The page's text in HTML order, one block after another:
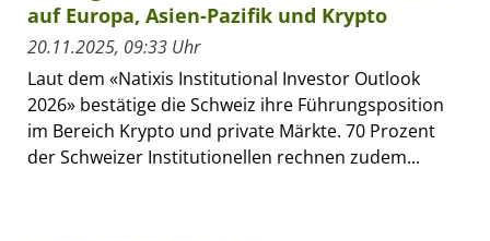
auf Europa, Asien-Pazifik und Krypto
20.11.2025, 09:33 Uhr
Laut dem «Natixis Institutional Investor Outlook
2026» bestätige die Schweiz ihre Führungsposition
im Bereich Krypto und private Märkte. 70 Prozent
der Schweizer Institutionellen rechnen zudem...